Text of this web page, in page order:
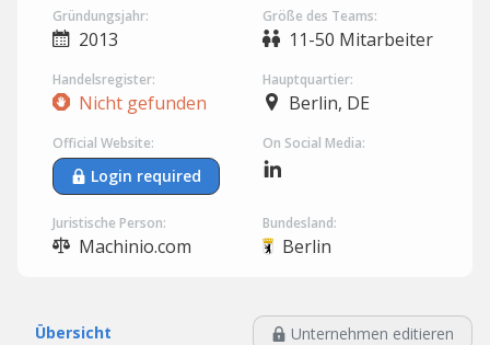
Gründungsjahr:
2013
Größe des Teams:
11-50 Mitarbeiter
Handelsregister:
Nicht gefunden
Hauptquartier:
Berlin, DE
Official Website:
Login required
On Social Media:
Juristische Person:
Machinio.com
Bundesland:
Berlin
Übersicht Unternehmen editieren